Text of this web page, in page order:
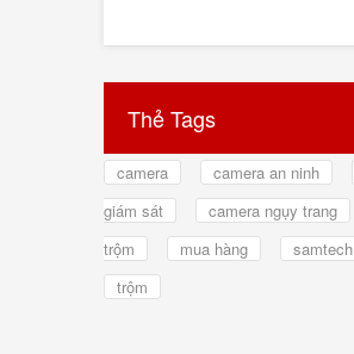
Thẻ Tags
camera camera an ninh
giám sát
camera ngụy trang
trộm
mua hàng
samtech
trộm